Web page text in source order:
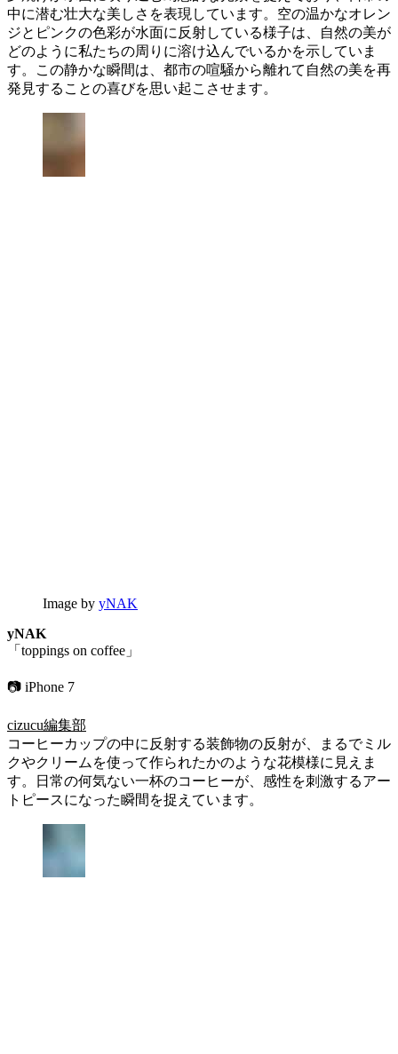
中に潜む壮大な美しさを表現しています。空の温かなオレン
ジとピンクの色彩が水面に反射している様子は、自然の美が
どのように私たちの周りに溶け込んでいるかを示していま
す。この静かな瞬間は、都市の喧騒から離れて自然の美を再
発見することの喜びを思い起こさせます。
Image by yNAK
yNAK
「toppings on coffee」
📷 iPhone 7
cizucu編集部
コーヒーカップの中に反射する装飾物の反射が、まるでミル
クやクリームを使って作られたかのような花模様に見えま
す。日常の何気ない一杯のコーヒーが、感性を刺激するアー
トピースになった瞬間を捉えています。